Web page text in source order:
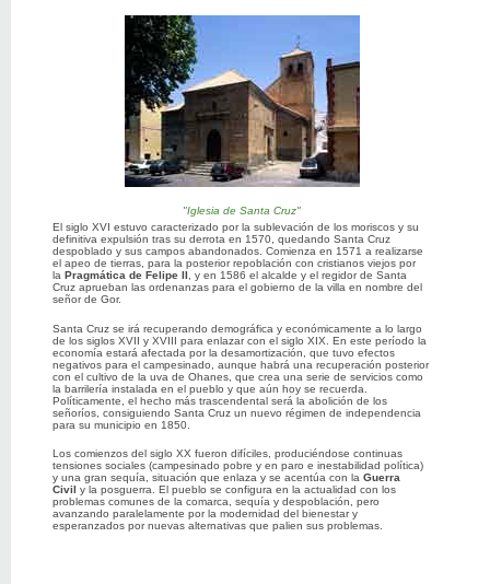
"Iglesia de Santa Cruz"
El siglo XVI estuvo caracterizado por la sublevación de los moriscos y su
definitiva expulsión tras su derrota en 1570, quedando Santa Cruz
despoblado y sus campos abandonados. Comienza en 1571 a realizarse
el apeo de tierras, para la posterior repoblación con cristianos viejos por
laPragmática de Felipe II
, y en 1586 el alcalde y el regidor de Santa
Cruz aprueban las ordenanzas para el gobierno de la villa en nombre del
señor de Gor.
Santa Cruz se irá recuperando demográfica y económicamente a lo largo
de los siglos XVII y XVIII para enlazar con el siglo XIX. En este período la
economía estará afectada por la desamortización, que tuvo efectos
negativos para el campesinado, aunque habrá una recuperación posterior
con el cultivo de la uva de Ohanes, que crea una serie de servicios como
la barrilería instalada en el pueblo y que aún hoy se recuerda.
Políticamente, el hecho más trascendental será la abolición de los
señoríos, consiguiendo Santa Cruz un nuevo régimen de independencia
para su municipio en 1850.
Los comienzos del siglo XX fueron difíciles, produciéndose continuas
tensiones sociales (campesinado pobre y en paro e inestabilidad política)
y una gran sequía, situación que enlaza y se acentúa con laGuerra
Civil y la posguerra. El pueblo se configura en la actualidad con los
problemas comunes de la comarca, sequía y despoblación, pero
avanzando paralelamente por la modernidad del bienestar y
esperanzados por nuevas alternativas que palien sus problemas.